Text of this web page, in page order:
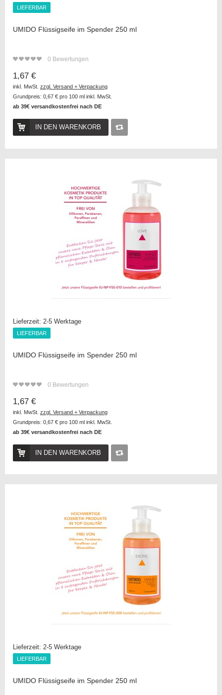
UMIDO Flüssigseife im Spender 250 ml
0 Bewertungen
LIEFERBAR
1,67 €
inkl. MwSt. zzgl. Versand + Verpackung
Grundpreis: 0,67 € pro 100 ml inkl. MwSt.
ab 39€ versandkostenfrei nach DE
LIEFERBAR
IN DEN WARENKORB
Lieferzeit: 2-5 Werktage
UMIDO Flüssigseife im Spender 250 ml
0 Bewertungen
LIEFERBAR
1,67 €
inkl. MwSt. zzgl. Versand + Verpackung
Grundpreis: 0,67 € pro 100 ml inkl. MwSt.
ab 39€ versandkostenfrei nach DE
LIEFERBAR
IN DEN WARENKORB
Lieferzeit: 2-5 Werktage
UMIDO Flüssigseife im Spender 250 ml
LIEFERBAR
LIEFERBAR